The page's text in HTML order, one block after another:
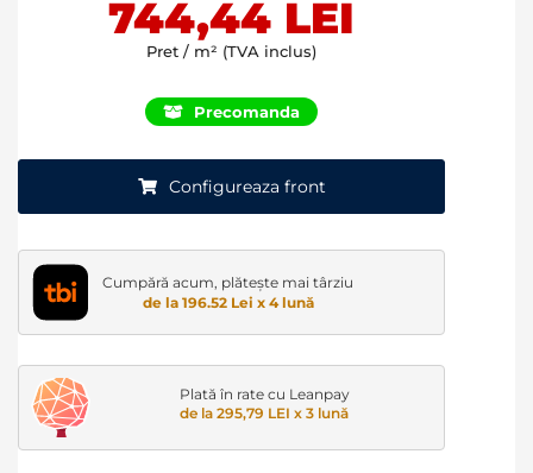
744,44 LEI
Pret / m² (TVA inclus)
Precomanda
Configureaza front
Cumpără acum, plătește mai târziu
de la 196.52 Lei x 4 lună
Plată în rate cu Leanpay
de la 295,79 LEI x 3 lună